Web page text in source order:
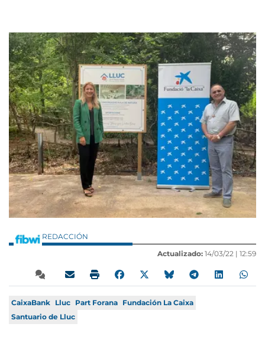
REDACCIÓN
Actualizado: 14/03/22 | 12:59
CaixaBank Lluc Part Forana Fundación La Caixa
Santuario de Lluc